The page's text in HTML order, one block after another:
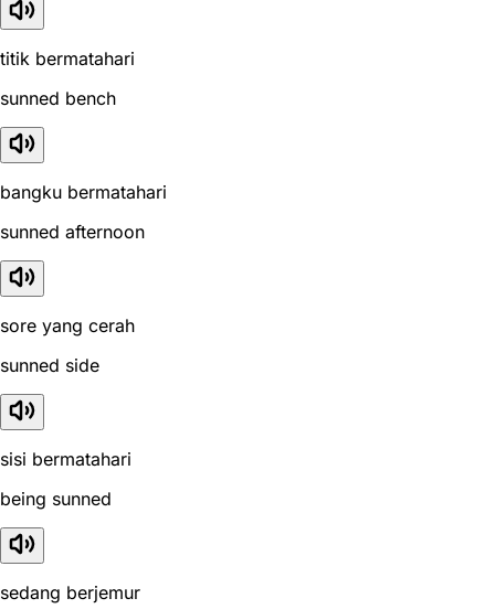
titik bermatahari
sunned bench
bangku bermatahari
sunned afternoon
sore yang cerah
sunned side
sisi bermatahari
being sunned
sedang berjemur